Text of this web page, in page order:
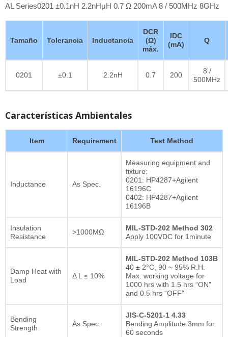
AL Series0201 ±0.1nH 2.2nHμH 0.7 Ω 200mA 8 / 500MHz 8GHz
Tamaño Tolerancia Inductancia
DCR
(Ω)
máx.
IDC
(mA)
Q
0201 ±0.1 2.2nH 0.7 200
8 /
500MHz
Características Ambientales
Item Requirement Test Method
Inductance As Spec.
Measuring equipment and
fixture:
0201: HP4287+Agilent
16196C
0402: HP4287+Agilent
16196B
Insulation
Resistance
>1000MΩ
MIL-STD-202 Method 302
Apply 100VDC for 1minute
Damp Heat with
Load
Δ L ≤ 10%
MIL-STD-202 Method 103B
40 ± 2°C, 90 ~ 95% R.H.
Max. working voltage for
1000 hrs with 1.5 hrs “ON”
and 0.5 hrs “OFF”
Bending
Strength
As Spec.
JIS-C-5201-1 4.33
Bending Amplitude 3mm for
60 seconds